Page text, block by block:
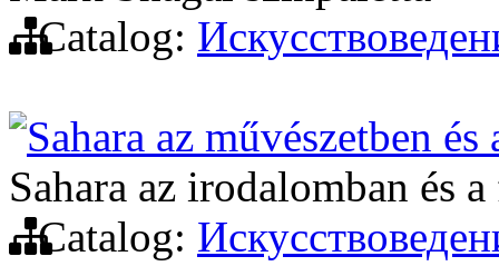
Catalog:
Sahara az művészetben
Sahara az irodalomban és
Catalog: